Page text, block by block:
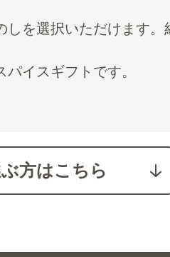
を選択いただけます。
イスギフトです。
方はこちら